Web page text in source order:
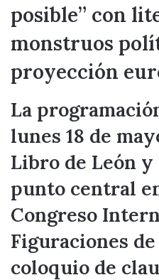
posible” con
monstruos
proyección
La
lunes 18 de
Libro de León y
punto central
Congreso
Figuraciones
coloquio de